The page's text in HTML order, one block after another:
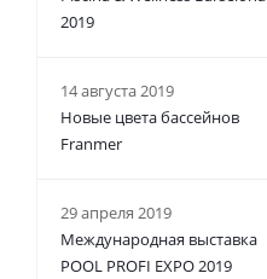
2019
14 августа 2019
Новые цвета бассейнов
Franmer
29 апреля 2019
Международная выставка
POOL PROFI EXPO 2019